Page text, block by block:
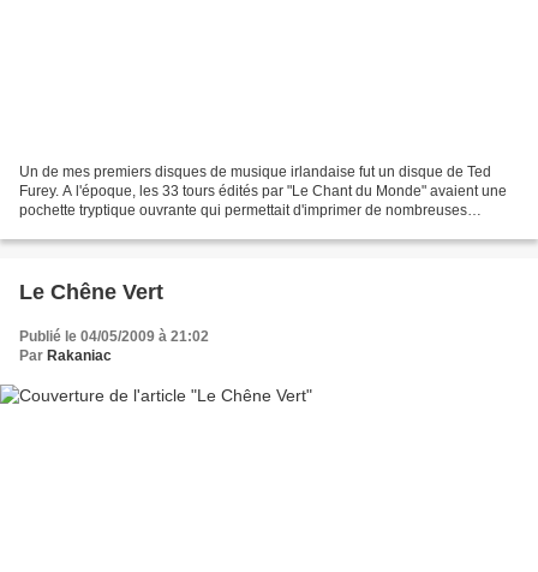
Un de mes premiers disques de musique irlandaise fut un disque de Ted
Furey. A l'époque, les 33 tours édités par "Le Chant du Monde" avaient une
pochette tryptique ouvrante qui permettait d'imprimer de nombreuses
Le Chêne Vert
Publié le 04/05/2009 à 21:02
Par Rakaniac